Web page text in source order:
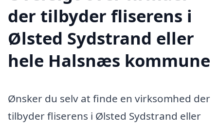
der tilbyder fliserens i
Ølsted Sydstrand eller
hele Halsnæs kommune
Ønsker du selv at finde en virksomhed der
tilbyder fliserens i Ølsted Sydstrand eller